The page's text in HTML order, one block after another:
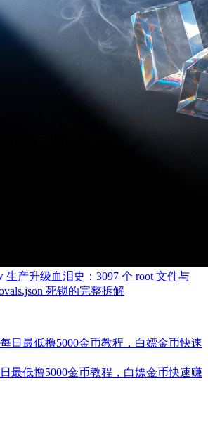
生产升级血泪史：3097 个 root 文件与
死锁的完整拆解
最低撸5000金币教程，白嫖金币快速赚